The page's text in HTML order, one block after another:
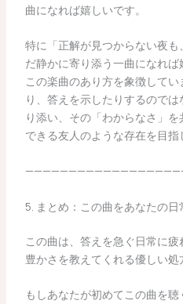
曲になれば嬉しいです。
特に「正解が見つからない夜
だ静かに寄り添う一曲になれば
この楽曲のあり方を象徴して
り、答えを示したりするので
り添い、その「わからなさ」
できる友人のような存在を目指
5. まとめ：この曲をあなたの日
この曲は、答えを急ぐ日常に
豊かさを教えてくれる優しい処
もしあなたが初めてこの曲を